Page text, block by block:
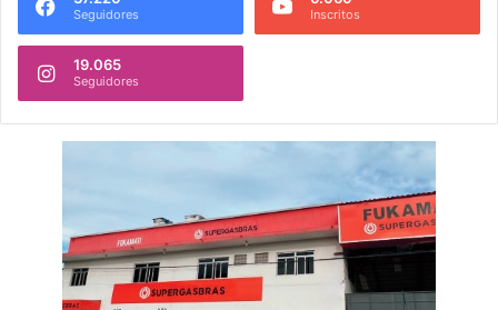
Seguidores Inscritos
19.065
Seguidores